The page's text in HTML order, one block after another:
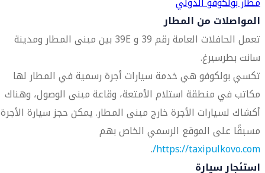
المواصلات من المطار
تعمل الحافلات العامة رقم 39 و 39E بين مبنى المطار ومدينة
سانت بطرسبرغ.
تكسي بولكوفو هي خدمة سيارات أجرة رسمية في المطار لها
مكاتب في منطقة استلام الأمتعة، وقاعة مبنى الوصول، وهناك
أكشاك لسيارات الأجرة خارج مبنى المطار. يمكن حجز سيارة الأجرة
مسبقًا على الموقع الرسمي الخاص بهم
https://taxipulkovo.com/
.
استئجار سيارة